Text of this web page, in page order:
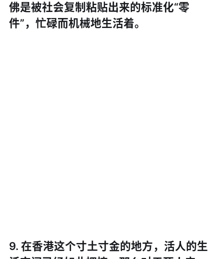
佛是被社会复制粘贴出来的标准化“零
件”，忙碌而机械地生活着。
9. 在香港这个寸土寸金的地方，活人的生